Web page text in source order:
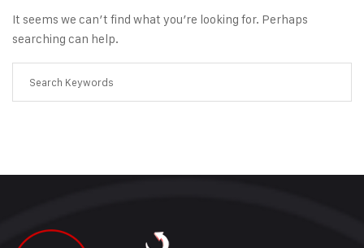
It seems we can’t find what you’re looking for. Perhaps
searching can help.